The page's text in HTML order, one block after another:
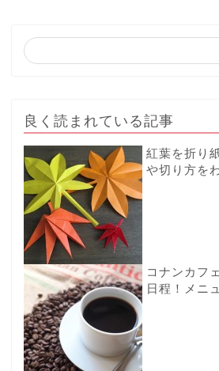
良く読まれている記事
紅葉を折り
や切り方を
コナンカフ
日程！メニ